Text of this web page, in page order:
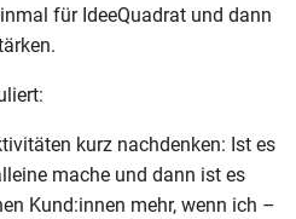
für IdeeQuadrat und dann
kurz nachdenken: Ist es
mache und dann ist es
Kund:innen mehr, wenn ich –